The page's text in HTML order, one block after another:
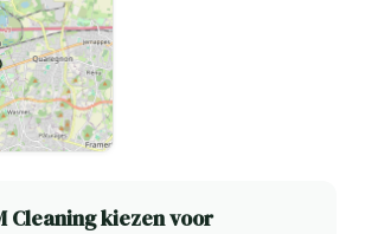
Cleaning kiezen voor